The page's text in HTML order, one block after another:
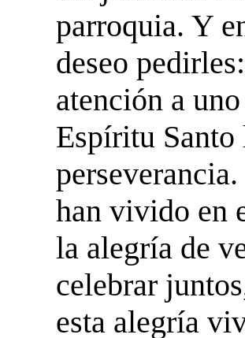
parroquia. Y
deseo
atención a
Espíritu Santo
han vivido en
la alegría de
celebrar
esta alegría